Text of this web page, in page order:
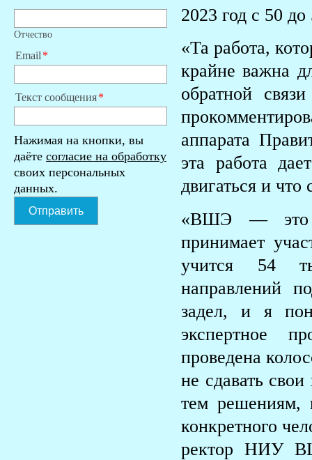
Отчество
Email
Текст сообщения
Нажимая на кнопки, вы
даёте согласие на обработку
своих персональных
данных.
Отправить
2023 год с 50
«Та работа,
крайне важна
обратной
аппарата
эта работа
двигаться и что
«ВШЭ — это
принимает
учится 54
направлений
задел, и я
экспертное
проведена
не сдавать
тем решениям,
конкретного
ректор НИУ